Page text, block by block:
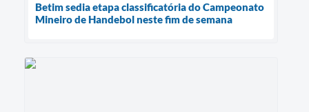
Betim sedia etapa classificatória do Campeonato
Mineiro de Handebol neste fim de semana